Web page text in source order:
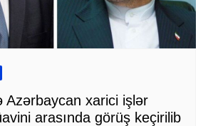
Azərbaycan xarici işlər
arasında görüş keçirilib